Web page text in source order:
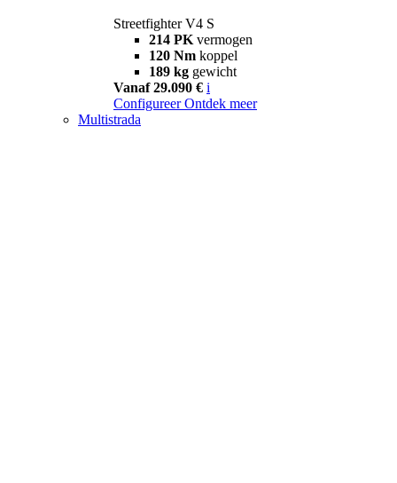
Streetfighter V4 S
214 PK vermogen
120 Nm koppel
189 kg gewicht
Vanaf 29.090 € i
Configureer Ontdek meer
Multistrada